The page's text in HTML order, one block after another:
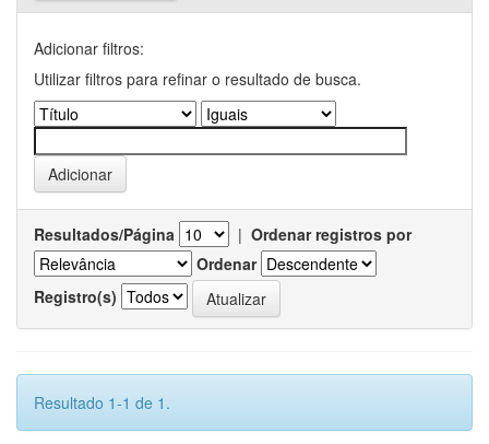
Adicionar filtros:
Utilizar filtros para refinar o resultado de busca.
Resultados/Página | Ordenar registros por
Ordenar
Registro(s)
Resultado 1-1 de 1.